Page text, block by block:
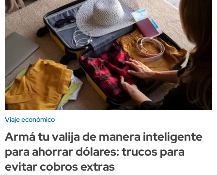
Viaje económico
Armá tu valija de manera inteligente
para ahorrar dólares: trucos para
evitar cobros extras